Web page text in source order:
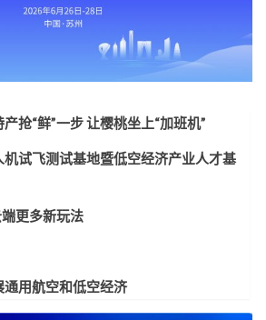
抢“鲜”一步 让樱桃坐上“加班机”
试飞测试基地暨低空经济产业人才基
更多新玩法
用航空和低空经济